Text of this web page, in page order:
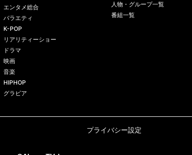
エンタメ総合
バラエティ
K-POP
リアリティーショー
ドラマ
映画
音楽
HIPHOP
グラビア
人物・グループ一覧
番組一覧
プライバシー設定